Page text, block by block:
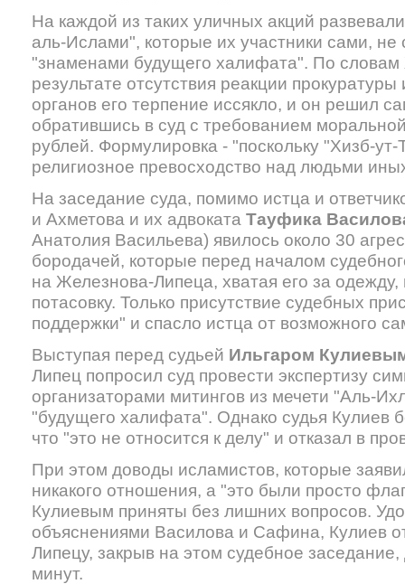
На каждой из таких уличных акций
аль-Ислами", которые их участники сами, не
"знаменами будущего халифата". По
результате отсутствия реакции
органов его терпение иссякло, и он решил
обратившись в суд с требованием
рублей. Формулировка - "поскольку "Хизб-
религиозное превосходство над людьми
На заседание суда, помимо истца и
и Ахметова и их адвоката Тауфика
Анатолия Васильева) явилось около 30
бородачей, которые перед началом
на Железнова-Липеца, хватая его за
потасовку. Только присутствие судебных
поддержки" и спасло истца от возможного
Выступая перед судьей Ильгаром
Липец попросил суд провести экспертизу
организаторами митингов из мечети "Аль-
"будущего халифата". Однако судья Кулиев
что "это не относится к делу" и отказал в
При этом доводы исламистов, которые
никакого отношения, а "это были просто
Кулиевым приняты без лишних вопросов.
объяснениями Василова и Сафина, Кулиев
Липецу, закрыв на этом судебное
минут.